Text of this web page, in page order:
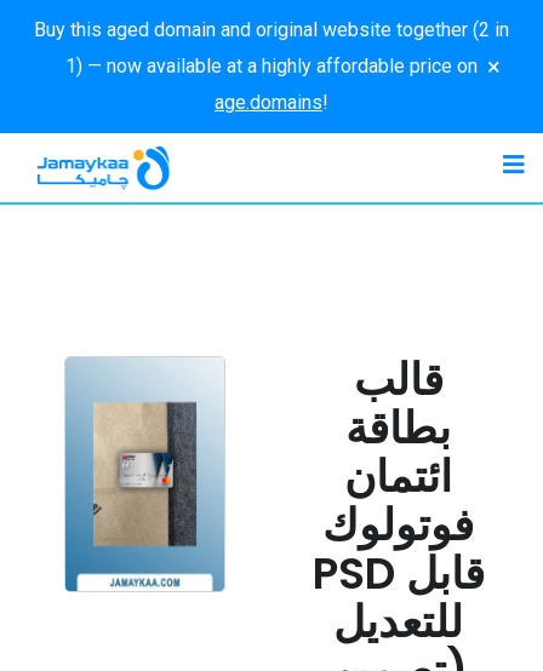
Buy this aged domain and original website together (2 in
1) — now available at a highly affordable price on
age.domains!
×
قالب
بطاقة
ائتمان
فوتولوك
PSD قابل
للتعديل